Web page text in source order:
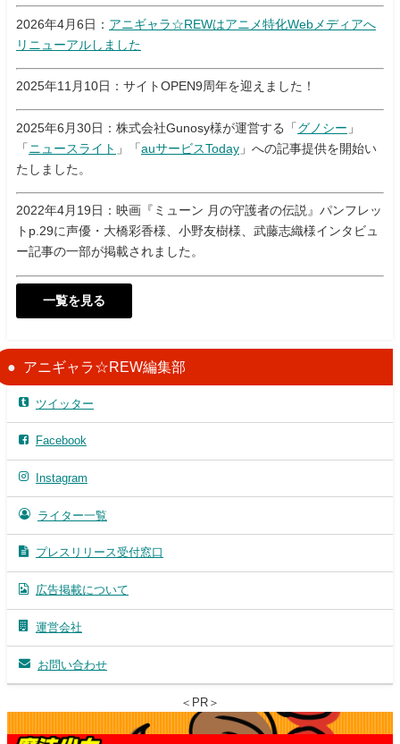
2026年4月6日： アニギャラ☆REWはアニメ特化Webメディアへ
リニューアルしました
2025年11月10日：サイトOPEN9周年を迎えました！
2025年6月30日：株式会社Gunosy様が運営する「 グノシー 」
「 ニュースライト 」「auサービスToday 」への記事提供を開始い
たしました。
2022年4月19日：映画『ミューン 月の守護者の伝説』パンフレッ
トp.29に声優・大橋彩香様、小野友樹様、武藤志織様インタビュ
ー記事の一部が掲載されました。
一覧を見る
アニギャラ☆REW編集部
ツイッター
Facebook
Instagram
ライター一覧
プレスリリース受付窓口
広告掲載について
運営会社
お問い合わせ
＜PR＞